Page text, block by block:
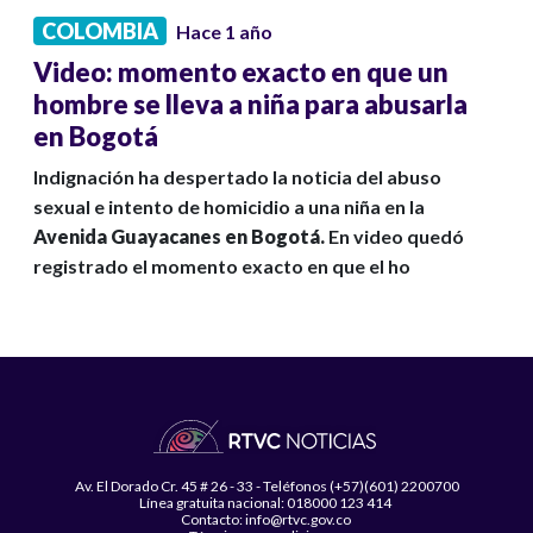
COLOMBIA Hace 1 año
Video: momento exacto en que un
hombre se lleva a niña para abusarla
en Bogotá
Indignación ha despertado la noticia del abuso
sexual e intento de homicidio a una niña en la
Avenida Guayacanes en Bogotá. En video quedó
registrado el momento exacto en que el ho
Av. El Dorado Cr. 45 # 26 - 33 - Teléfonos (+57)(601) 2200700
Línea gratuita nacional: 018000 123 414
Contacto: info@rtvc.gov.co